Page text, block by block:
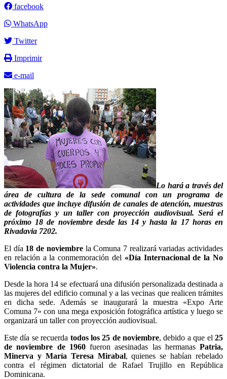
facebook
WhatsApp
Twitter
Imprimir
e-mail
Lo hará a través del
área de cultura de la sede comunal con un programa de
actividades que incluye difusión de canales de atención, muestras
de fotografías y un taller con proyección audiovisual. Será el
próximo 18 de noviembre desde las 14 y hasta la 17 horas en
Rivadavia 7202.
El día 18 de noviembrela Comuna 7 realizará variadas actividades
en relación a la conmemoración del «Día Internacional de la No
Violencia contra la Mujer».
Desde la hora 14 se efectuará una difusión personalizada destinada a
las mujeres del edificio comunal y a las vecinas que realicen trámites
en dicha sede. Además se inaugurará la muestra «Expo Arte
Comuna 7» con una mega exposición fotográfica artística y luego se
organizará un taller con proyección audiovisual.
Este día se recuerda todos los 25 de noviembre, debido a que el25
de noviembre de 1960fueron asesinadas las hermanas Patria,
Minerva y María Teresa Mirabal, quienes se habían rebelado
contra el régimen dictatorial de Rafael Trujillo en República
Dominicana.